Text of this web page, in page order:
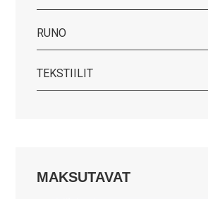
RUNO
TEKSTIILIT
MAKSUTAVAT